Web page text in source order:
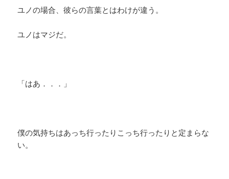
ユノの場合、彼らの言葉とはわけが違う。
ユノはマジだ。
「はあ．．．」
僕の気持ちはあっち行ったりこっち行ったりと定まらな
い。